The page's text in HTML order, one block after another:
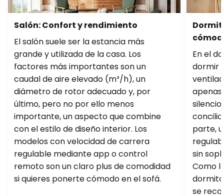
Salón: Confort y rendimiento
El salón suele ser la estancia más
grande y utilizada de la casa. Los
factores más importantes son un
caudal de aire elevado (m³/h), un
diámetro de rotor adecuado y, por
último, pero no por ello menos
importante, un aspecto que combine
con el estilo de diseño interior. Los
modelos con velocidad de carrera
regulable mediante app o control
remoto son un claro plus de comodidad
si quieres ponerte cómodo en el sofá.
En el
dormir
apenas
parte,
sin
Como
se